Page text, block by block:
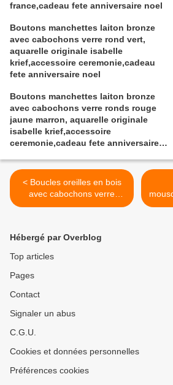
france,cadeau fete anniversaire noel
Boutons manchettes laiton bronze
avec cabochons verre rond vert,
aquarelle originale isabelle
krief,accessoire ceremonie,cadeau
fete anniversaire noel
Boutons manchettes laiton bronze
avec cabochons verre ronds rouge
jaune marron, aquarelle originale
isabelle krief,accessoire
ceremonie,cadeau fete anniversaire
< Boucles oreilles en bois
avec cabochons verre
rond,aquarelle
316L,fait mains en
france,crochets
Hébergé par Overblog
Top articles
Pages
Contact
Signaler un abus
C.G.U.
Cookies et données personnelles
Préférences cookies